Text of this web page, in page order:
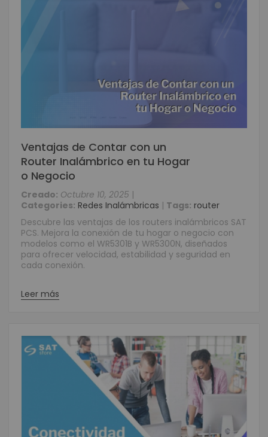
Ventajas de Contar con un
Router Inalámbrico en tu Hogar
o Negocio
Creado: Octubre 10, 2025 |
Categories: Redes Inalámbricas | Tags: router
Descubre las ventajas de los routers inalámbricos SAT
PCS. Mejora la conexión de tu hogar o negocio con
modelos como el WR5301B y WR5300N, diseñados
para ofrecer velocidad, estabilidad y seguridad en
cada conexión.
Leer más